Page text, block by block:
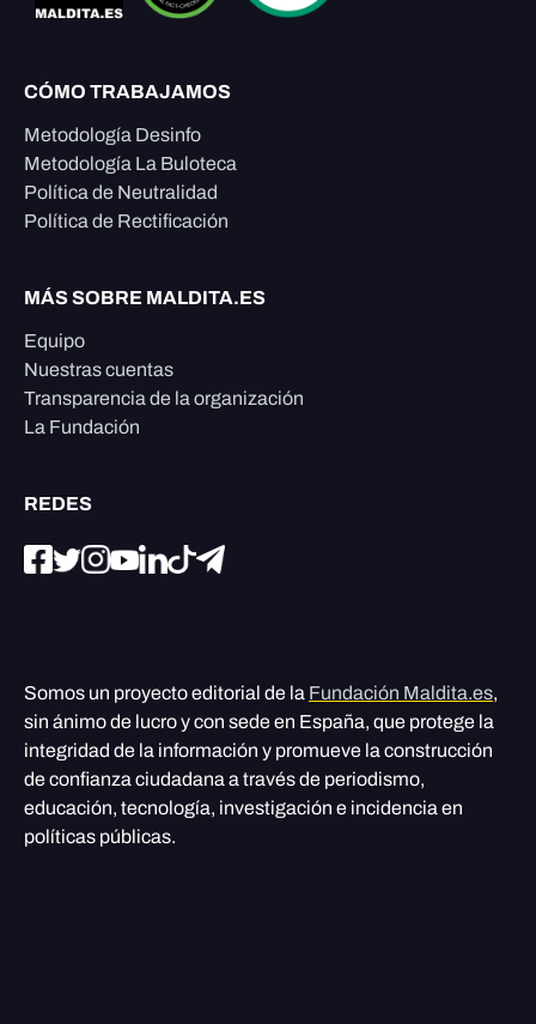
CÓMO TRABAJAMOS
Metodología Desinfo
Metodología La Buloteca
Política de Neutralidad
Política de Rectificación
MÁS SOBRE MALDITA.ES
Equipo
Nuestras cuentas
Transparencia de la organización
La Fundación
REDES
Somos un proyecto editorial de la Fundación Maldita.es,
sin ánimo de lucro y con sede en España, que protege la
integridad de la información y promueve la construcción
de confianza ciudadana a través de periodismo,
educación, tecnología, investigación e incidencia en
políticas públicas.